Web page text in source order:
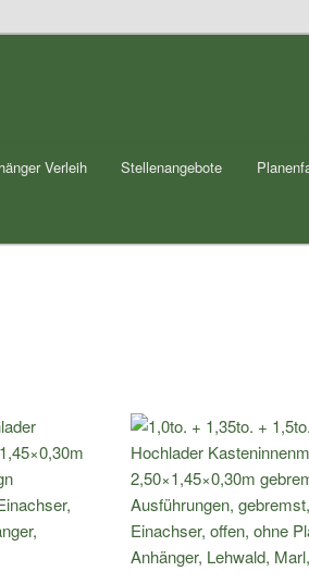
Verleih Stellenangebote